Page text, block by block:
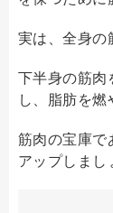
実は、全身の
下半身の筋肉
し、脂肪を燃
筋肉の宝庫で
アップしまし